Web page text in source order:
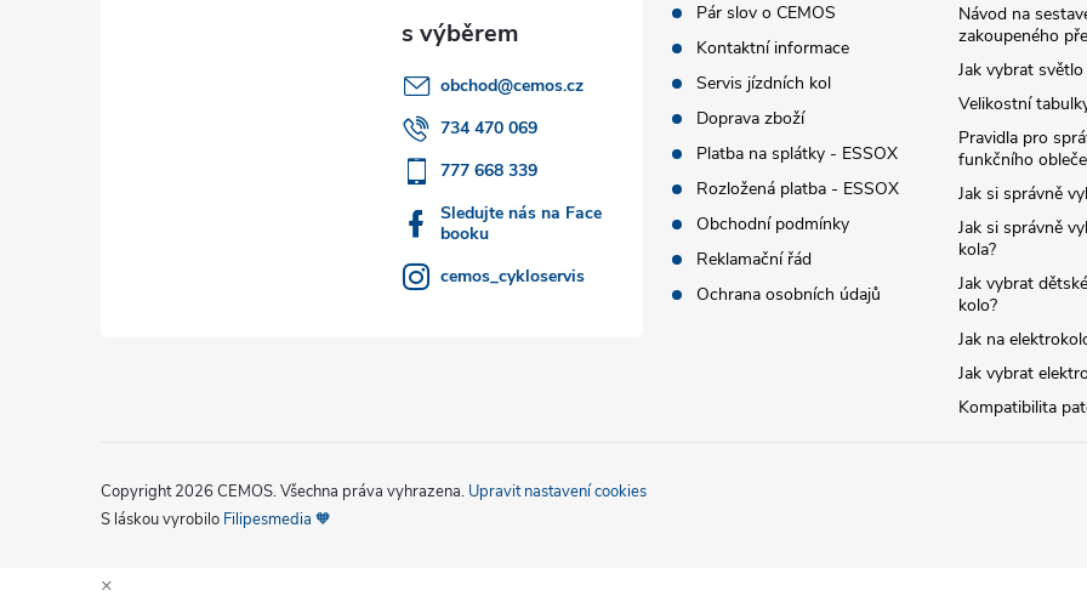
obchod@cemos.cz
734 470 069
777 668 339
Sledujte nás na Face
booku
cemos_cykloservis
Pár slov o CEMOS
Kontaktní informace
Servis jízdních kol
Doprava zboží
Platba na splátky - ESSOX
Rozložená platba - ESSOX
Obchodní podmínky
Reklamační řád
Ochrana osobních údajů
Návod na
zakoupeného
Jak vybrat
Velikostní
Pravidla pro
funkčního
Jak si správně
Jak si správně
kola?
Jak vybrat
kolo?
Jak na
Jak vybrat
Kompatibilita
Copyright 2026 CEMOS. Všechna práva vyhrazena. Upravit nastavení cookies
S láskou vyrobilo Filipesmedia 🧡
×